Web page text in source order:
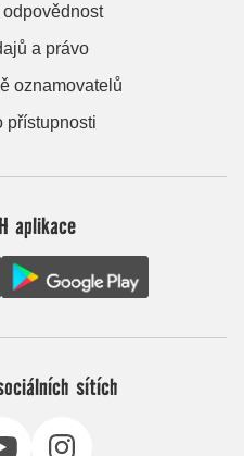
a právo
oznamovatelů
přístupnosti
aplikace
sítích